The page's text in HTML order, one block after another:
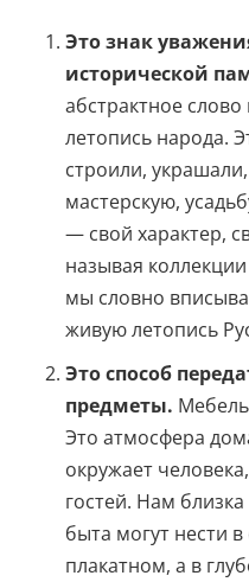
Это знак
исторической
абстрактное
летопись народа.
строили,
мастерскую,
— свой характер,
называя
мы словно
живую летопись
Это способ
предметы.
Это атмосфера
окружает
гостей. Нам
быта могут нести
плакатном, а в